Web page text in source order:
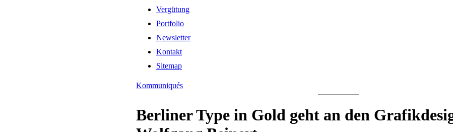
Vergütung
Portfolio
Newsletter
Kontakt
Sitemap
Kommuniqués
Berliner Type in Gold geht an den